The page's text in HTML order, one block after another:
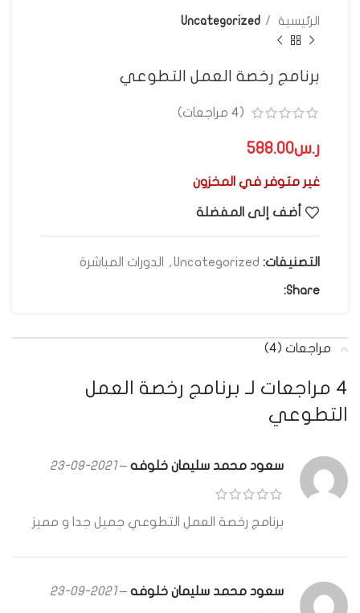
الرئيسية Uncategorized
برنامج رخصة العمل التطوعي
(
4 مراجعات)
ر.س
غير متوفر في المخزون
أضف إلى المفضلة
التصنيفات: Uncategorized
, الدورات المباشرة
Share:
مراجعات (4)
4 مراجعات لـ
برنامج رخصة العمل
التطوعي
سعود محمد سليمان خلوفه –
2021-09-23
برنامج رخصة العمل التطوعي جميل جدا و مميز
سعود محمد سليمان خلوفه –
2021-09-23